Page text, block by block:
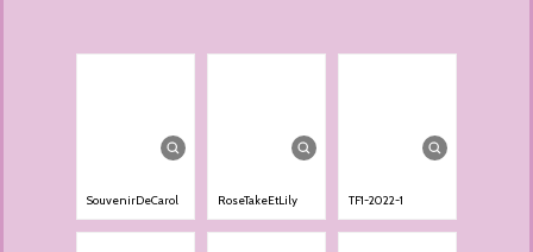
SouvenirDeCarol RoseTakeEtLily TF1-2022-1